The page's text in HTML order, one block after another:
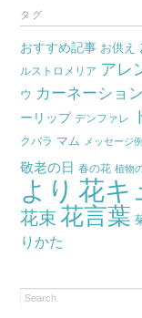
カ
イ
ブ
タグ
おすすめ記事 お供え
ルストロメリア アレ
ウ カーネーション
ーリップ デンファレ
クバラ マム メッセージ例
敬老の日 春の花 植物
より 花キ
花束 花言葉
りかた